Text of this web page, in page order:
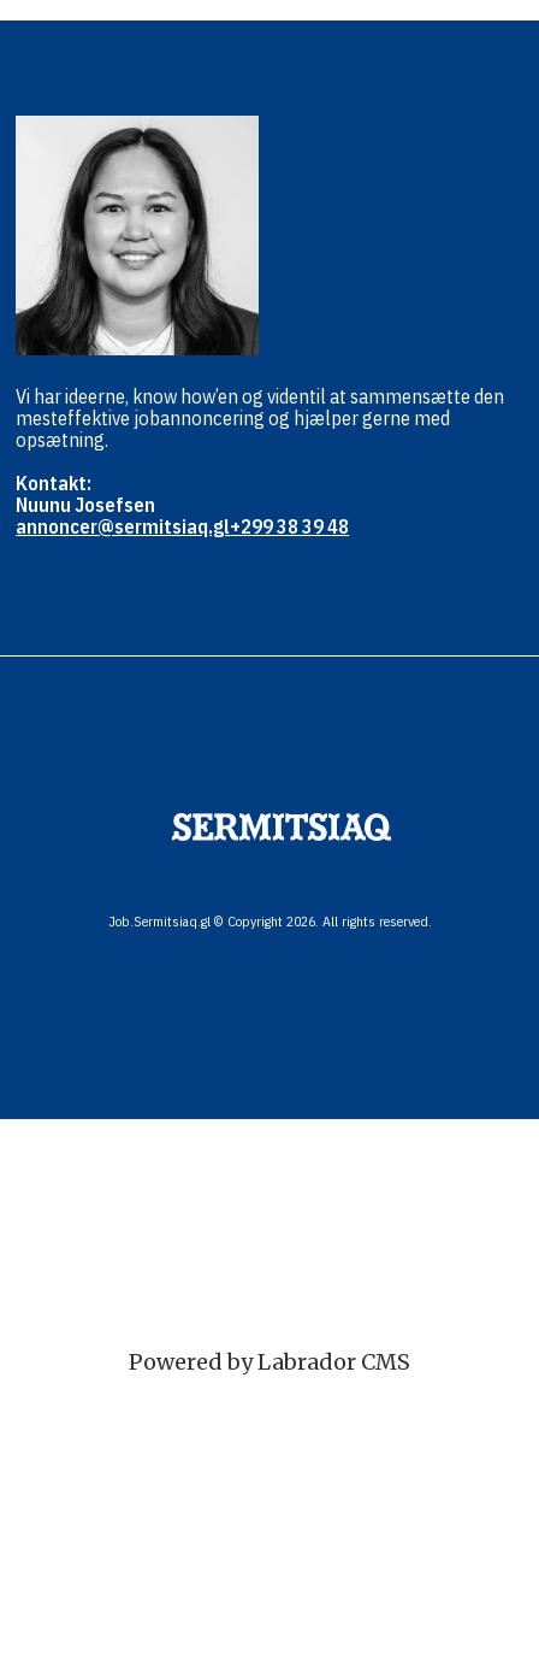
Vi har ideerne, know how’en og videntil at sammensætte den
mesteffektive jobannoncering og hjælpergerne med
opsætning.
Kontakt:
Nuunu Josefsen
annoncer@sermitsiaq.gl+299 38 39 48
Job.Sermitsiaq.gl © Copyright 2026. All rights reserved.
Powered by Labrador CMS